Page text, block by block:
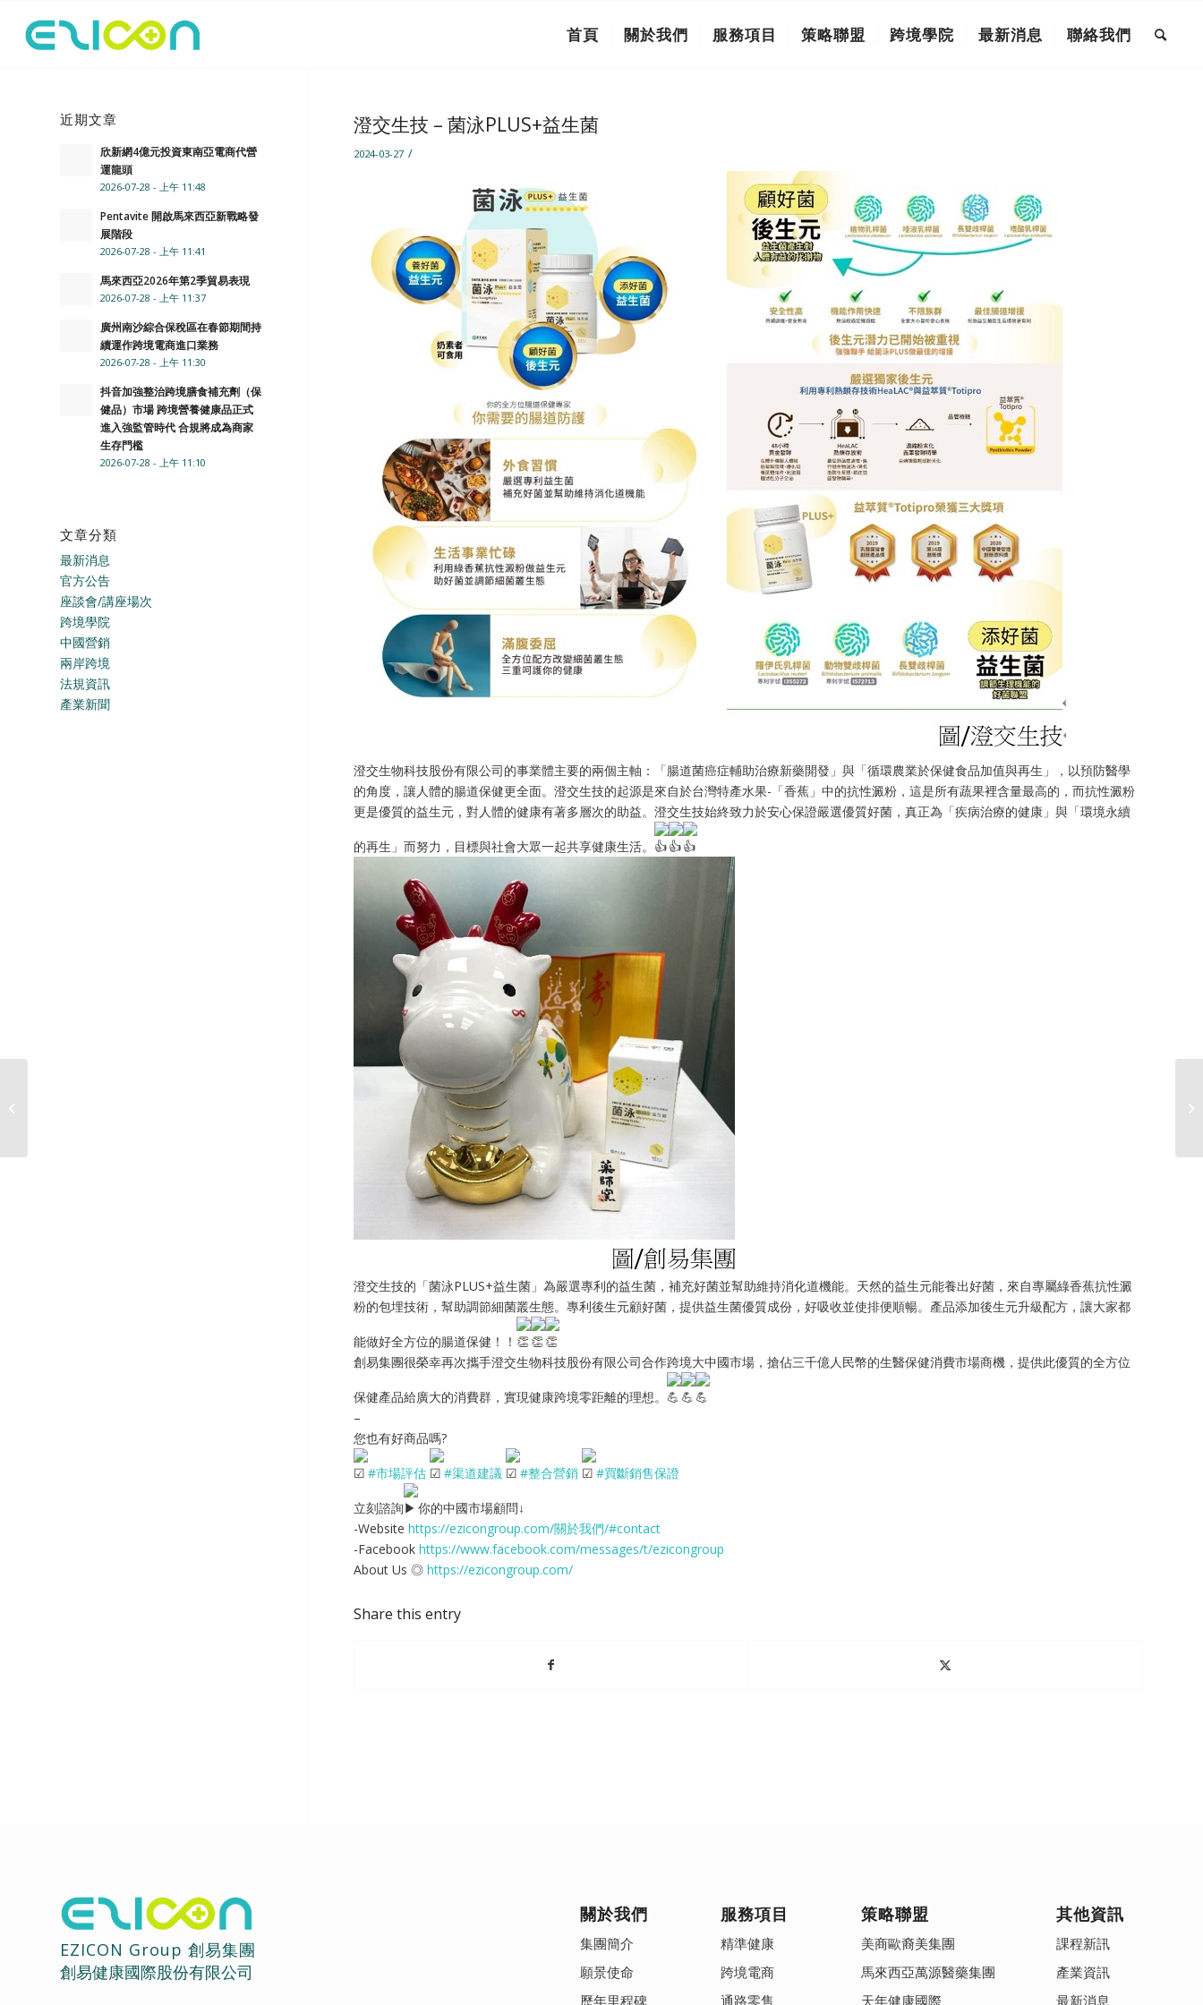
首頁 關於我們 服務項目 策略聯盟 跨境學院 最新消息 聯絡我們
澄交生技 – 菌泳PLUS+益生菌
2024-03-27 /
澄交生物科技股份有限公司的事業體主要的兩個主軸：「腸道菌癌症輔助治療新藥開發」與「循環農業於保健食品加值與再生」，以預防醫學
的角度，讓人體的腸道保健更全面。澄交生技的起源是來自於台灣特產水果-「香蕉」中的抗性澱粉，這是所有蔬果裡含量最高的，而抗性澱粉
更是優質的益生元，對人體的健康有著多層次的助益。澄交生技始終致力於安心保證嚴選優質好菌，真正為「疾病治療的健康」與「環境永續
的再生」而努力，目標與社會大眾一起共享健康生活。
澄交生技的「菌泳PLUS+益生菌」為嚴選專利的益生菌，補充好菌並幫助維持消化道機能。天然的益生元能養出好菌，來自專屬綠香蕉抗性澱
粉的包埋技術，幫助調節細菌叢生態。專利後生元顧好菌，提供益生菌優質成份，好吸收並使排便順暢。產品添加後生元升級配方，讓大家都
能做好全方位的腸道保健！！
創易集團很榮幸再次攜手澄交生物科技股份有限公司合作跨境大中國市場，搶佔三千億人民幣的生醫保健消費市場商機，提供此優質的全方位
保健產品給廣大的消費群，實現健康跨境零距離的理想。
–
您也有好商品嗎?
#市場評估 #渠道建議 #整合營銷 #買斷銷售保證
立刻諮詢
你的中國市場顧問↓
-Websitehttps://ezicongroup.com/關於我們/#contact
-Facebookhttps://www.facebook.com/messages/t/ezicongroup
About Us ◎https://ezicongroup.com/
Share this entry
近期文章
欣新網4億元投資東南亞電商代營
運龍頭
2026-07-28 - 上午 11:48
Pentavite 開啟馬來西亞新戰略發
展階段
2026-07-28 - 上午 11:41
馬來西亞2026年第2季貿易表現
2026-07-28 - 上午 11:37
廣州南沙綜合保稅區在春節期間持
續運作跨境電商進口業務
2026-07-28 - 上午 11:30
抖音加強整治跨境膳食補充劑（保
健品）市場 跨境營養健康品正式
進入強監管時代 合規將成為商家
生存門檻
2026-07-28 - 上午 11:10
文章分類
最新消息
官方公告
座談會/講座場次
跨境學院
中國營銷
兩岸跨境
法規資訊
產業新聞
EZICON Group 創易集團
創易健康國際股份有限公司
關於我們
集團簡介
願景使命
歷年里程碑
服務項目
精準健康
跨境電商
通路零售
策略聯盟
美商歐裔美集團
馬來西亞萬源醫藥集團
天年健康國際
其他資訊
課程新訊
產業資訊
最新消息